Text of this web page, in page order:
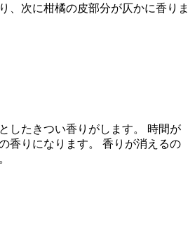
、次に柑橘の皮部分が仄かに香りま
したきつい香りがします。 時間が
香りになります。 香りが消えるの